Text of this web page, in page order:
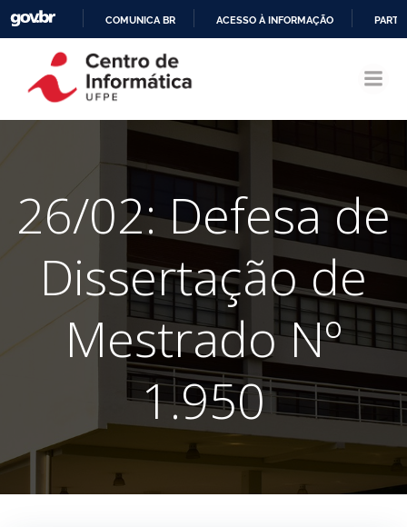
CONTEÚDO
COMUNICA BR ACESSO À INFORMAÇÃO
26/02: Defesa de
Dissertação de
Mestrado Nº
1.950